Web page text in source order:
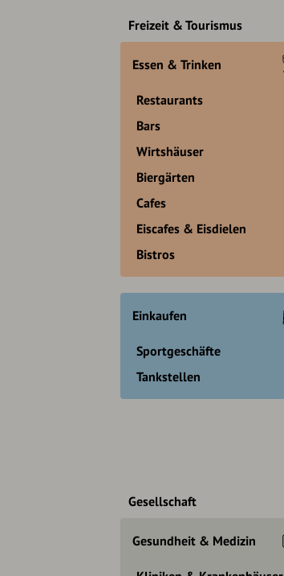
Freizeit & Tourismus
Essen & Trinken
Restaurants
Bars
Wirtshäuser
Biergärten
Cafes
Eiscafes & Eisdielen
Bistros
Einkaufen
Sportgeschäfte
Tankstellen
Gesellschaft
Gesundheit & Medizin